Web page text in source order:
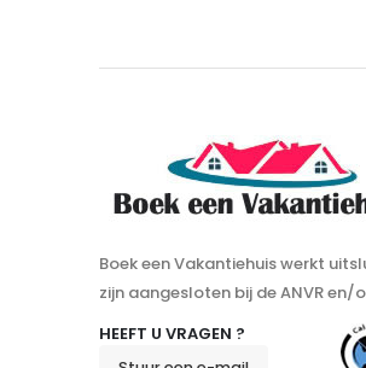
Boek een Vakantiehuis werkt
zijn aangesloten bij de ANVR en/
HEEFT U VRAGEN ?